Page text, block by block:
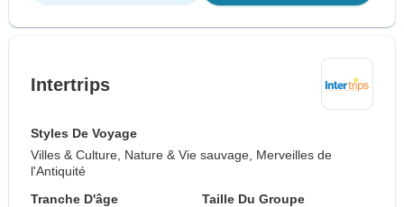
Intertrips
Styles De Voyage
Villes & Culture, Nature & Vie sauvage, Merveilles de
l'Antiquité
Tranche D'âge
Taille Du Groupe